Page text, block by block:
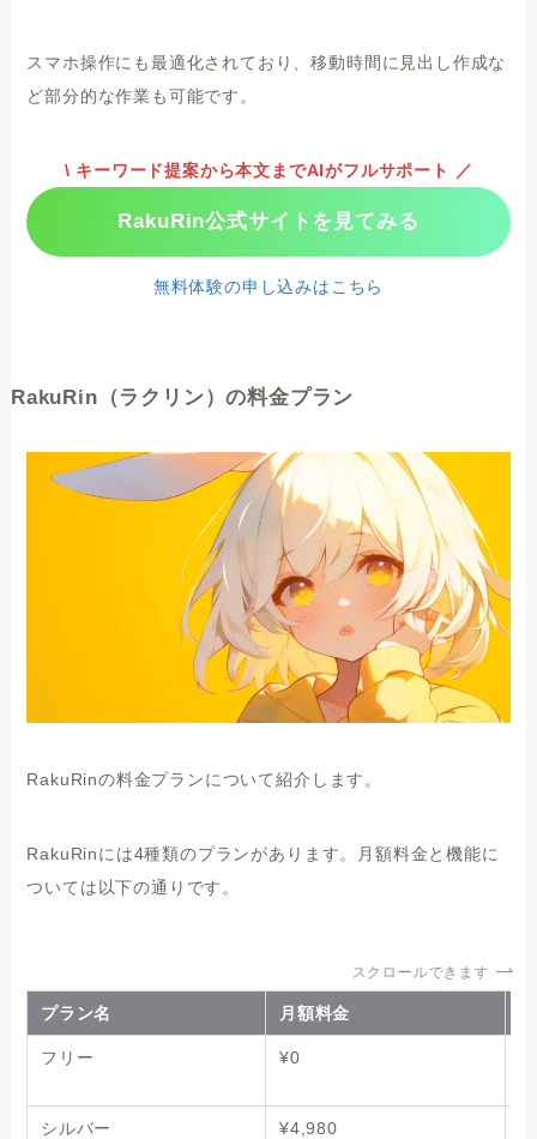
スマホ操作にも最適化されており、移動時間に見出し作成な
ど部分的な作業も可能です。
\ キーワード提案から本文までAIがフルサポート ／
RakuRin公式サイトを見てみる
無料体験の申し込みはこちら
RakuRin（ラクリン）の料金プラン
RakuRinの料金プランについて紹介します。
RakuRinには4種類のプランがあります。月額料金と機能に
ついては以下の通りです。
スクロールできます
プラン名 月額料金
フリー ¥0
シルバー ¥4,980